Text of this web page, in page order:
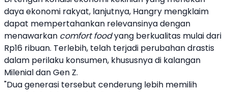
daya ekonomi rakyat, lanjutnya, Hangry mengklaim
dapat mempertahankan relevansinya dengan
menawarkan comfort foodyang berkualitas mulai dari
Rp16 ribuan. Terlebih, telah terjadi perubahan drastis
dalam perilaku konsumen, khususnya di kalangan
Milenial dan Gen Z.
"Dua generasi tersebut cenderung lebih memilih